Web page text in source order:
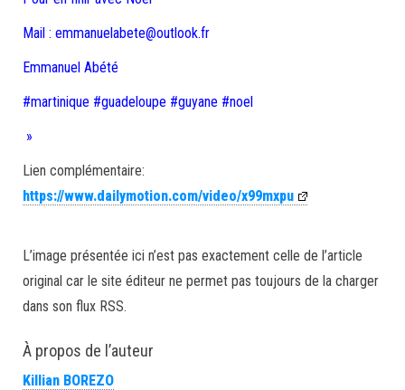
Mail : emmanuelabete@outlook.fr
Emmanuel Abété
#martinique #guadeloupe #guyane #noel
»
Lien complémentaire:
https://www.dailymotion.com/video/x99mxpu
L’image présentée ici n’est pas exactement celle de l’article
original car le site éditeur ne permet pas toujours de la charger
dans son flux RSS.
À propos de l’auteur
Killian BOREZO